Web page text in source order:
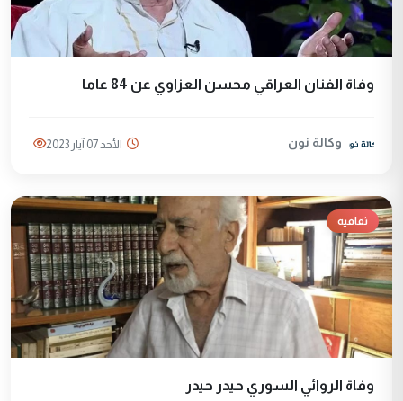
وفاة الفنان العراقي محسن العزاوي عن 84 عاما
وكالة نون الأحد 07 آيار 2023
ثقافية
وفاة الروائي السوري حيدر حيدر